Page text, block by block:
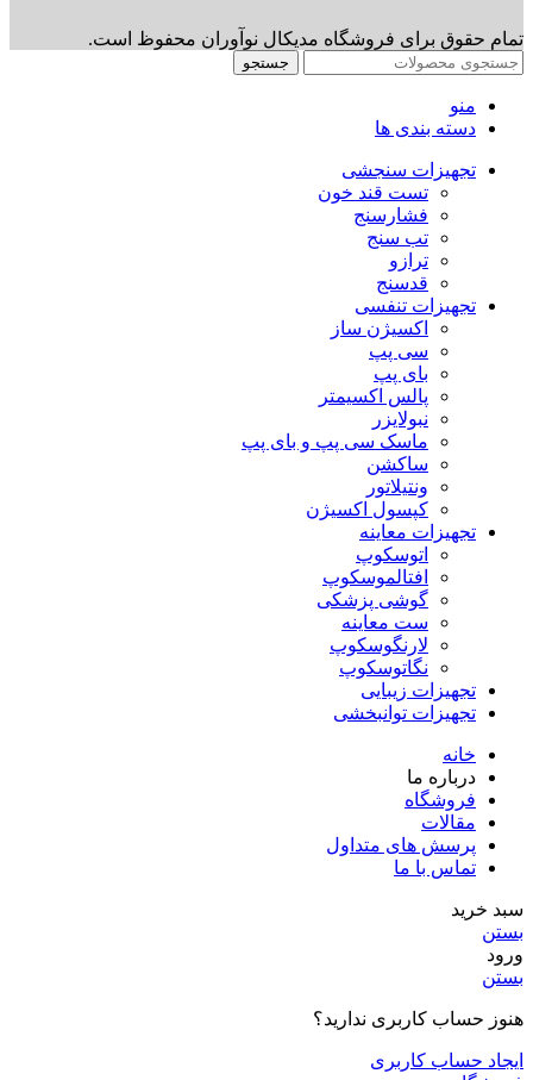
تمام حقوق برای فروشگاه مدیکال نوآوران محفوظ است.
جستجو
منو
دسته بندی ها
تجهیزات سنجشی
تست قند خون
فشارسنج
تب سنج
ترازو
قدسنج
تجهیزات تنفسی
اکسیژن ساز
سی پپ
بای پپ
پالس اکسیمتر
نبولایزر
ماسک سی پپ و بای پپ
ساکشن
ونتیلاتور
کپسول اکسیژن
تجهیزات معاینه
اتوسکوپ
افتالموسکوپ
گوشی پزشکی
ست معاینه
لارنگوسکوپ
نگاتوسکوپ
تجهیزات زیبایی
تجهیزات توانبخشی
خانه
درباره ما
فروشگاه
مقالات
پرسش های متداول
تماس با ما
سبد خرید
بستن
ورود
بستن
هنوز حساب کاربری ندارید؟
ایجاد حساب کاربری